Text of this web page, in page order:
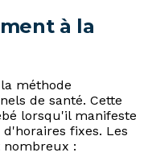
à la
méthode
de santé. Cette
lorsqu'il manifeste
fixes. Les
nombreux :